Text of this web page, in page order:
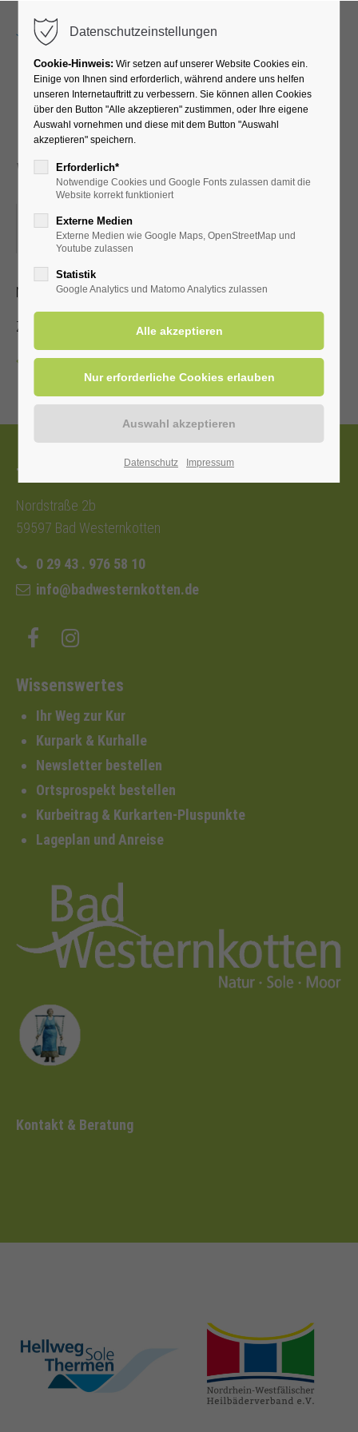
Kurgastbegrüßung -
Neues aus Bad
Westernkotten
02.03.2026, 15:00
ORT: KURHALLE
Neues aus unserem Kurort für unsere Gäste
Zutritt mit Kur-/Einwohnerkarte
Zurück
Tourist-Information
Nordstraße 2b
59597 Bad Westernkotten
0 29 43 . 976 58 10
info@badwesternkotten.de
Wissenswertes
Ihr Weg zur Kur
Kurpark & Kurhalle
Newsletter bestellen
Ortsprospekt bestellen
Kurbeitrag & Kurkarten-Pluspunkte
Lageplan und Anreise
Kontakt & Beratung
hellweg-sole-
thermen.de
heilbaeder.de
Datenschutzeinstellungen
Cookie-Hinweis: Wir setzen auf unserer Website Cookies ein.
Einige von Ihnen sind erforderlich, während andere uns helfen
unseren Internetauftritt zu verbessern. Sie können allen Cookies
über den Button "Alle akzeptieren" zustimmen, oder Ihre eigene
Auswahl vornehmen und diese mit dem Button "Auswahl
akzeptieren" speichern.
Erforderlich*
Notwendige Cookies und Google Fonts zulassen damit die
Website korrekt funktioniert
Externe Medien
Externe Medien wie Google Maps, OpenStreetMap und
Youtube zulassen
Statistik
Google Analytics und Matomo Analytics zulassen
Datenschutz Impressum